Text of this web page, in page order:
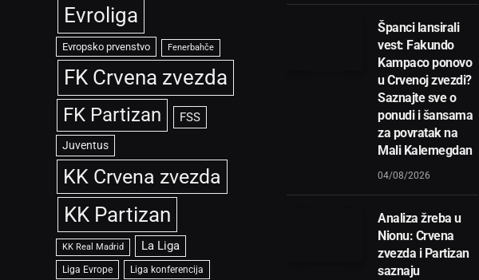
Evroliga
Evropsko prvenstvo Fenerbahče
FK Crvena zvezda
FK Partizan FSS
Juventus
KK Crvena zvezda
KK Partizan
KK Real Madrid La Liga
Liga Evrope Liga konferencija
Španci lansirali
vest: Fakundo
Kampaco ponovo
u Crvenoj zvezdi?
Saznajte sve o
ponudi i šansama
za povratak na
Mali Kalemegdan
04/08/2026
Analiza žreba u
Nionu: Crvena
zvezda i Partizan
saznaju